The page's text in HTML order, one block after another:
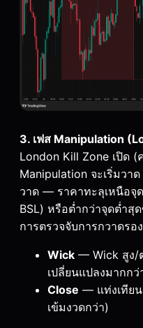
3. เฟส Manipulation
London Kill Zone เปิด
Manipulation จะเริ่มวา
วาด — ราคาทะลุเหนือจุ
BSL) หรือต่ำกว่าจุดต่ำสุ
การตรวจจับการกวาดรอ
Wick — Wick สูง/
เปลี่ยนแปลงมากกว่
Close — แท่งเทีย
เข้มงวดกว่า)